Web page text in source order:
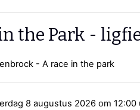
RSS
the Park -
- A race in the park
8 augustus 2026 om 12:00